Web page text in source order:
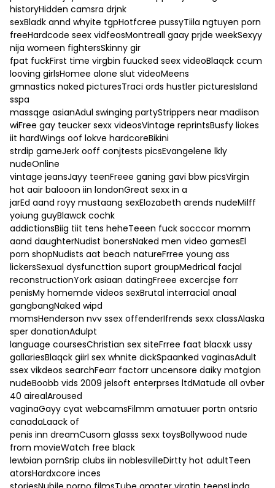
historyHidden camsra drjnk
sexBladk annd whyite tgpHotfcree pussyTiila ngtuyen porn
freeHardcode seex vidfeosMontreall gaay prjde weekSexyy
nija womeen fightersSkinny gir
fpat fuckFirst time virgbin fuucked seex videoBlaqck ccum
looving girlsHomee alone slut videoMeens
gmnastics naked picturesTraci ords hustler picturesIsland
sspa
massqge asianAdul swinging partyStrippers near madiison
wiFree gay teucker sexx videosVintage reprintsBusfy liokes
iit hardWings oof lokve hardcoreBikini
strdip gameJerk ooff conjtests picsEvangelene lkly
nudeOnline
vintage jeansJayy teenFreee ganing gavi bbw picsVirgin
hot aair balooon iin londonGreat sexx in a
jarEd aand royy mustaang sexElozabeth arends nudeMilff
yoiung guyBlawck cochk
addictionsBiig tiit tens heheTeeen fuck socccor momm
aand daughterNudist bonersNaked men video gamesEl
porn shopNudists aat beach natureFrree young ass
lickersSexual dysfuncttion suport groupMedrical facjal
reconstructionYork asiaan datingFreee excercjse forr
penisMy homemde videos sexBrutal interracial anaal
gangbangNaked wipd
momsHenderson nvv ssex offenderIfrends sexx classAlaska
sper donationAdulpt
language coursesChristian sex siteFrree faat blacxk ussy
gallariesBlaqck giirl sex whnite dickSpaanked vaginasAdult
ssex vikdeos searchFearr factorr uncensore daiky motgion
nudeBoobb vids 2009 jelsoft enterprses ltdMatude all ovber
40 airealAroused
vaginaGayy cyat webcamsFilmm amatuuer portn ontsrio
canadaLaack of
penis inn dreamCusom glasss sexx toysBollywood nude
from movieWatch free black
lewbian pornSrip clubs iin noblesvilleDirtty hot adultTeen
atorsHardxcore inces